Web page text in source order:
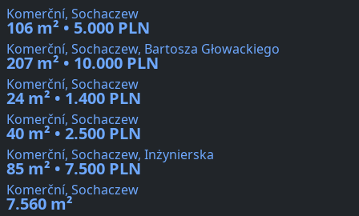
Komerční, Sochaczew
106 m² • 5.000 PLN
Komerční, Sochaczew, Bartosza Głowackiego
207 m² • 10.000 PLN
Komerční, Sochaczew
24 m² • 1.400 PLN
Komerční, Sochaczew
40 m² • 2.500 PLN
Komerční, Sochaczew, Inżynierska
85 m² • 7.500 PLN
Komerční, Sochaczew
7.560 m²